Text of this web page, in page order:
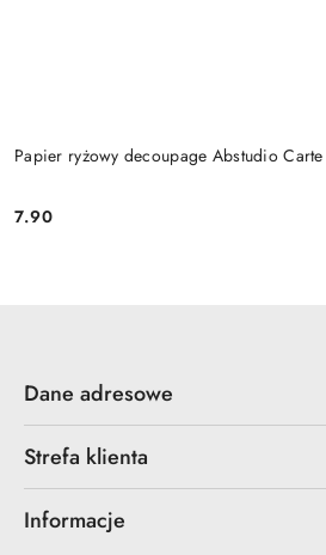
Papier ryżowy decoupage Abstudio
Cena:
7.90
Dane adresowe
Strefa klienta
Informacje